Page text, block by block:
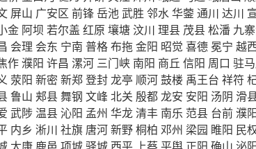
屏山 广安区 前锋岳池武胜 邻水华蓥 通川 达川
金 阿坝 若尔盖 红原 壤塘 汶川 理县 茂县松潘 九
会理 会东 宁南 普格布拖金阳 昭觉 喜德 冕宁 越
作濮阳 许昌 漯河 三门峡 南阳 商丘 信阳 周口 驻
荥阳 新密 新郑登封龙亭 顺河鼓楼 禹王台 祥符
鲁山 郏县舞钢 文峰 北关 殷都龙安 安阳 汤阴 滑
武陟 温县沁阳 孟州 华龙清丰 南乐 范县 台前濮
内乡 淅川 社旗 唐河新野桐柏 邓州 梁园 睢阳 民
太康 鹿邑 项城驿城 西平 上蔡 平舆 正阳 确山 泌